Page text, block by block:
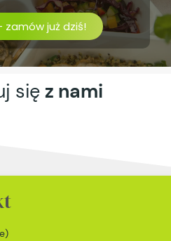
zamów już dziś!
się z nami